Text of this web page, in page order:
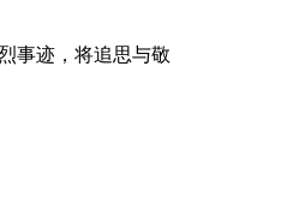
事迹，将追思与敬